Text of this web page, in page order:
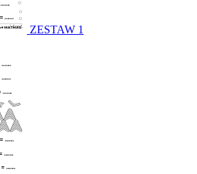
ZESTAW 1